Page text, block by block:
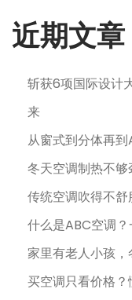
近期文章
斩获6项国际设计
来
从窗式到分体再
冬天空调制热不
传统空调吹得不
什么是ABC空调
家里有老人小孩
买空调只看价格